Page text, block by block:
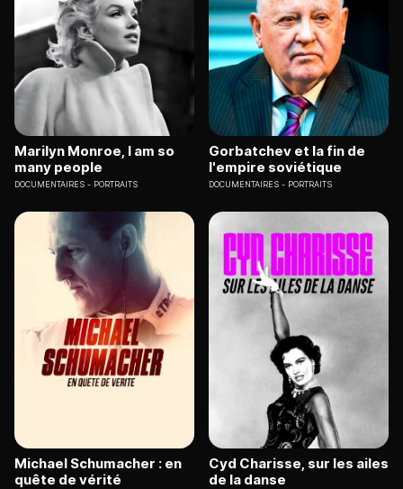
Marilyn Monroe, I am so
many people
DOCUMENTAIRES PORTRAITS
Gorbatchev et la fin de
l'empire soviétique
DOCUMENTAIRES PORTRAITS
Michael Schumacher : en
quête de vérité
Cyd Charisse, sur les ailes
de la danse